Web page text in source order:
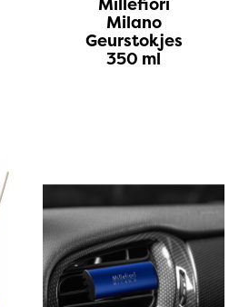
Milano
Geurstokjes
350 ml